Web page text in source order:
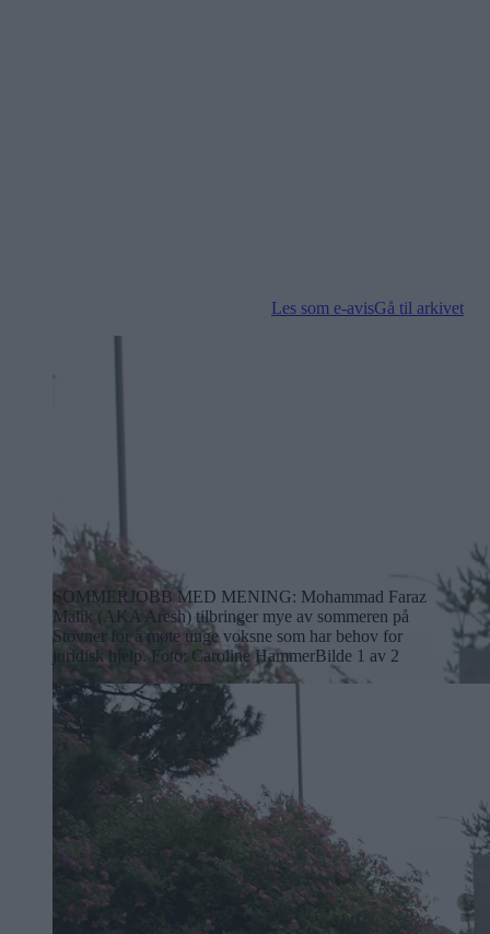
Les som e-avisGå til arkivet
SOMMERJOBB MED MENING: Mohammad Faraz
Malik (AKA Aresh) tilbringer mye av sommeren på
Stovner for å møte unge voksne som har behov for
juridisk hjelp. Foto: Caroline HammerBilde 1 av 2